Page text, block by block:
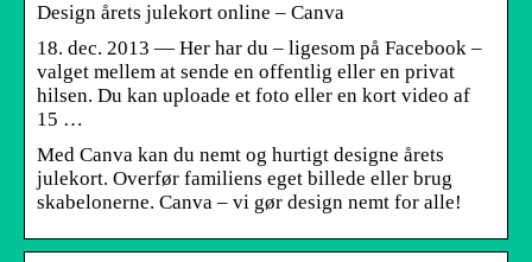
Design årets julekort online – Canva
18. dec. 2013 — Her har du – ligesom på Facebook –
valget mellem at sende en offentlig eller en privat
hilsen. Du kan uploade et foto eller en kort video af
15 …
Med Canva kan du nemt og hurtigt designe årets
julekort. Overfør familiens eget billede eller brug
skabelonerne. Canva – vi gør design nemt for alle!